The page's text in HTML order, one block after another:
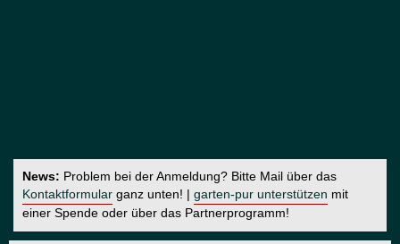
News: Problem bei der Anmeldung? Bitte Mail über das
Kontaktformular ganz unten! | garten-pur unterstützen mit
einer Spende oder über das Partnerprogramm!